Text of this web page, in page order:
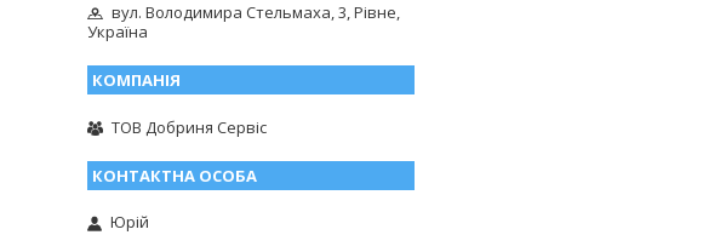
вул. Володимира Стельмаха, 3, Рівне,
Україна
ТОВ Добриня Сервіс
Юрій